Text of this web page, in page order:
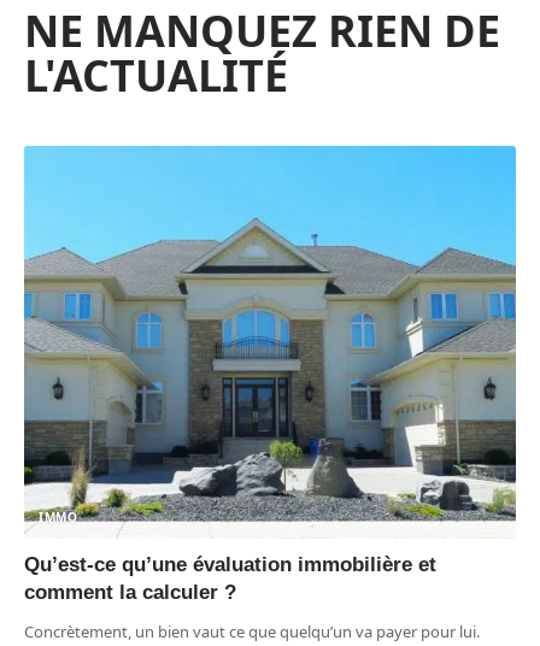
NE MANQUEZ RIEN DE
L'ACTUALITÉ
IMMO
Qu’est-ce qu’une évaluation immobilière et
comment la calculer ?
Concrètement, un bien vaut ce que quelqu’un va payer pour lui.